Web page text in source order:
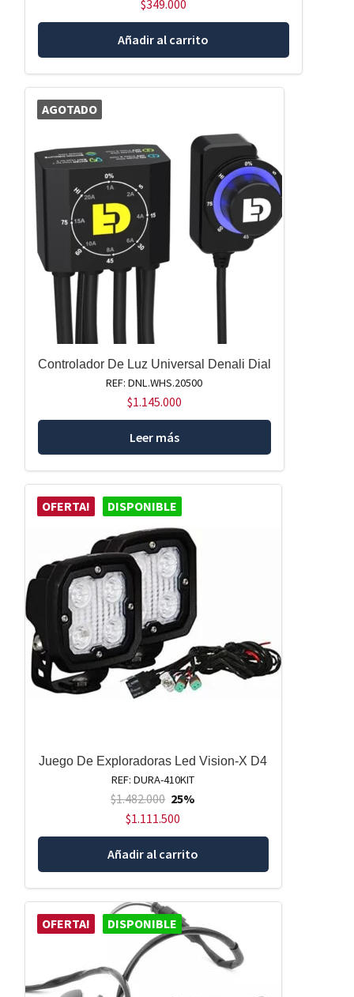
$349.000
Añadir al carrito
AGOTADO
Controlador De Luz Universal Denali Dial
REF: DNL.WHS.20500
$1.145.000
Leer más
OFERTA! DISPONIBLE
Juego De Exploradoras Led Vision-X D4
REF: DURA-410KIT
$1.482.000 25%
$1.111.500
Añadir al carrito
OFERTA! DISPONIBLE